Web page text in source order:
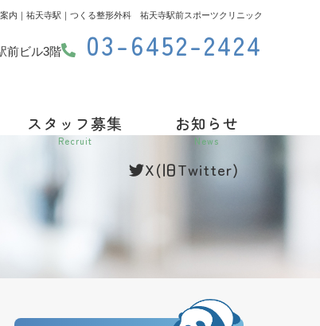
内｜祐天寺駅｜つくる整形外科 祐天寺駅前スポーツクリニック
前ビル3階 03-6452-2424
スタッフ募集
Recruit
お知らせ
News
X(旧Twitter)